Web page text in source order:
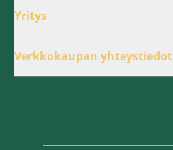
Yritys
Verkkokaupan yhteystiedot